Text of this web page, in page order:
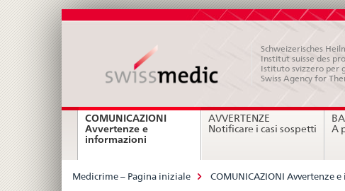
Schweizerisches
Institut suisse des
Istituto svizzero per
Swiss Agency for
Navigation
COMUNICAZIONI
Avvertenze e
informazioni
AVVERTENZE
Notificare i casi sospetti
A
Breadcrumb
Medicrime – Pagina iniziale COMUNICAZIONI Avvertenze